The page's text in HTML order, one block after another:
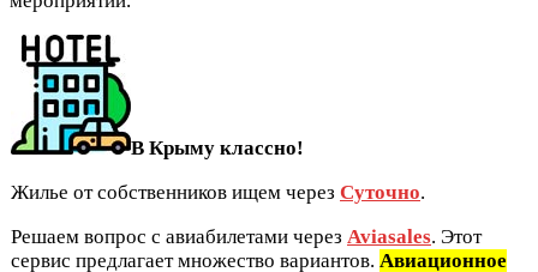
В Крыму классно!
Жилье от собственников ищем через Суточно.
Решаем вопрос с авиабилетами через Aviasales. Этот
сервис предлагает множество вариантов. Авиационное